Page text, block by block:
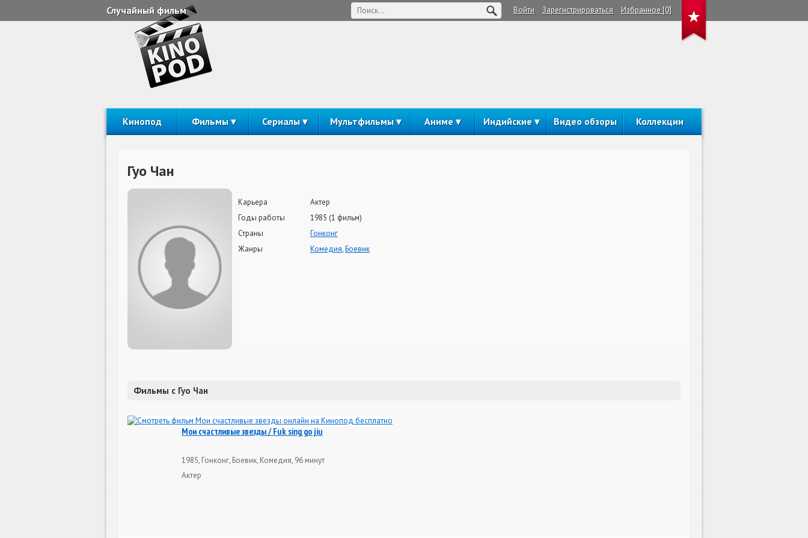
Случайный фильм Войти Зарегистрироваться Избранное [0]
Кинопод Фильмы Сериалы Мультфильмы Аниме Индийские Видео обзоры Коллекции
Гуо Чан
Карьера
Актер
Годы работы
1985 (1 фильм)
Страны
Гонконг
Жанры
Комедия,Боевик
Фильмы с Гуо Чан
Мои счастливые звезды / Fuk sing go jiu
1985, Гонконг, Боевик, Комедия, 96 минут
Актер